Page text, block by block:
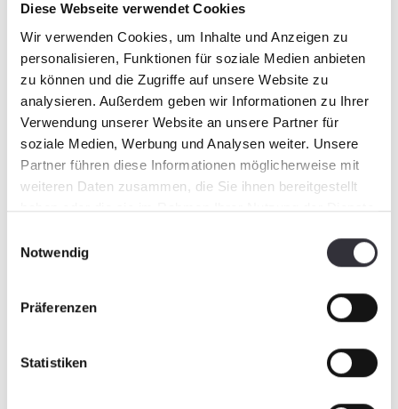
Diese Webseite verwendet Cookies
Wir verwenden Cookies, um Inhalte und Anzeigen zu
personalisieren, Funktionen für soziale Medien anbieten
zu können und die Zugriffe auf unsere Website zu
analysieren. Außerdem geben wir Informationen zu Ihrer
Verwendung unserer Website an unsere Partner für
soziale Medien, Werbung und Analysen weiter. Unsere
Partner führen diese Informationen möglicherweise mit
weiteren Daten zusammen, die Sie ihnen bereitgestellt
haben oder die sie im Rahmen Ihrer Nutzung der Dienste
Notwendig
Präferenzen
Statistiken